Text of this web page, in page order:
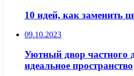
10 идей, как заменить
09.10.2023
Уютный двор частного
идеальное пространство